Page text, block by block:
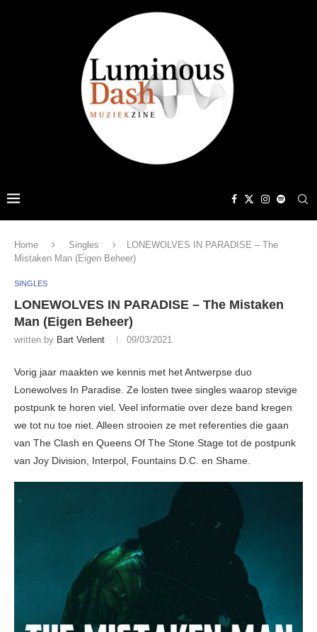
Home Singles
LONEWOLVES IN PARADISE – The
Mistaken Man (Eigen Beheer)
SINGLES
LONEWOLVES IN PARADISE – The Mistaken
Man (Eigen Beheer)
written by Bart Verlent 09/03/2021
Vorig jaar maakten we kennis met het Antwerpse duo
Lonewolves In Paradise. Ze losten twee singles waarop stevige
postpunk te horen viel. Veel informatie over deze band kregen
we tot nu toe niet. Alleen strooien ze met referenties die gaan
van The Clash en Queens Of The Stone Stage tot de postpunk
van Joy Division, Interpol, Fountains D.C. en Shame.